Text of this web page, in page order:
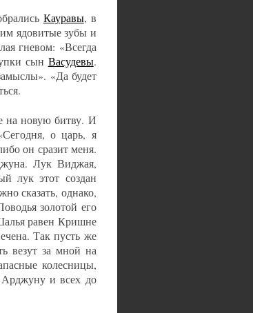
Кауравы, в
ядовитые зубы и
гневом: «Всегда
сын Васудевы.
«Да будет
на новую битву. И
о царь, я
он сразит меня.
Лук Виджая,
лук этот создан
сказать, однако,
золотой его
равен Кришне
Так пусть же
везут за мной на
колесницы,
Арджуну и всех до